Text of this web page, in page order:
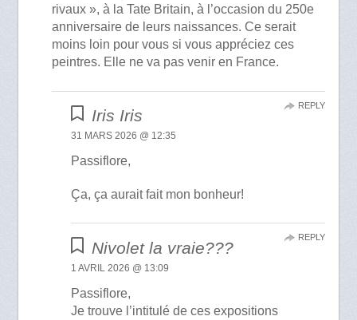
rivaux », à la Tate Britain, à l’occasion du 250e
anniversaire de leurs naissances. Ce serait
moins loin pour vous si vous appréciez ces
peintres. Elle ne va pas venir en France.
Iris Iris
31 MARS 2026 @ 12:35
Passiflore,
Ça, ça aurait fait mon bonheur!
REPLY
Nivolet la vraie???
1 AVRIL 2026 @ 13:09
Passiflore,
Je trouve l’intitulé de ces expositions
REPLY